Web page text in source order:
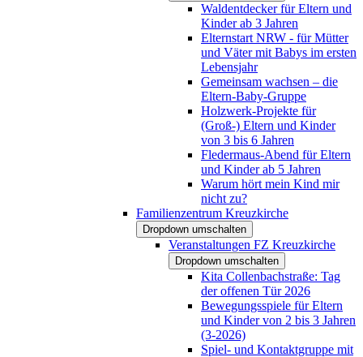
Waldentdecker für Eltern und
Kinder ab 3 Jahren
Elternstart NRW - für Mütter
und Väter mit Babys im ersten
Lebensjahr
Gemeinsam wachsen – die
Eltern-Baby-Gruppe
Holzwerk-Projekte für
(Groß-) Eltern und Kinder
von 3 bis 6 Jahren
Fledermaus-Abend für Eltern
und Kinder ab 5 Jahren
Warum hört mein Kind mir
nicht zu?
Familienzentrum Kreuzkirche
Dropdown umschalten
Veranstaltungen FZ Kreuzkirche
Dropdown umschalten
Kita Collenbachstraße: Tag
der offenen Tür 2026
Bewegungsspiele für Eltern
und Kinder von 2 bis 3 Jahren
(3-2026)
Spiel- und Kontaktgruppe mit